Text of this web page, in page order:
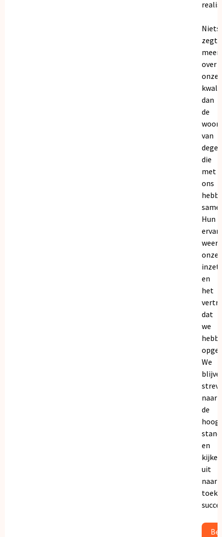
Niets
zegt
meer
over
onze
dan
de
van
die
met
ons
Hun
onze
inzet
en
het
dat
we
We
naar
de
en
kijken
uit
naar